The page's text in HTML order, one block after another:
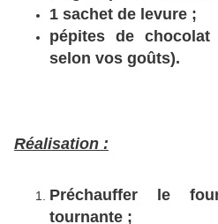
1 sachet de levure ;
pépites de
selon vos goûts).
Réalisation :
Préchauffer le
tournante ;